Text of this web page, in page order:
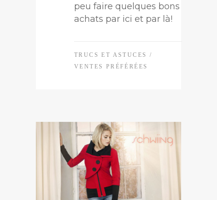
peu faire quelques bons
achats par ici et par là!
TRUCS ET ASTUCES
/
VENTES PRÉFÉRÉES